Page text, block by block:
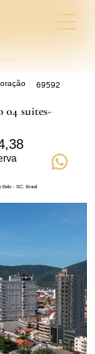
04 suites-
,38
Belo - SC, Brasil
69592